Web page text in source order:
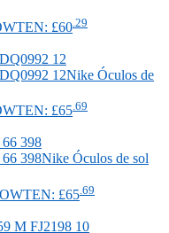
£60 .29
Nike Óculos de
£65.69
Nike Óculos de sol
£65 .69